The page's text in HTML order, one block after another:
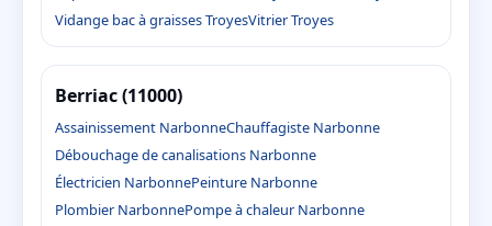
Vidange bac à graisses TroyesVitrier Troyes
Berriac (11000)
Assainissement NarbonneChauffagiste Narbonne
Débouchage de canalisations Narbonne
Électricien NarbonnePeinture Narbonne
Plombier NarbonnePompe à chaleur Narbonne